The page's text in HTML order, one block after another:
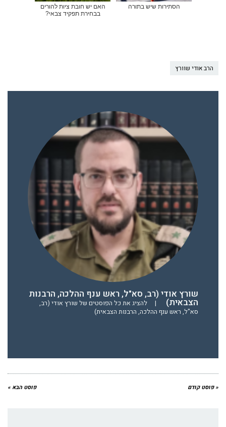
הסתירות שיש בתורה
האם יש חובת ציות להורים
בבחירת תפקיד צבאי?
הרב אודי שוורץ
שורץ אודי (רב, סא"ל, ראש ענף ההלכה, הרבנות
הצבאית) |
להציג את כל הפוסטים של שורץ אודי (רב,
סא"ל, ראש ענף ההלכה, הרבנות הצבאית)
« פוסט קודם פוסט הבא »